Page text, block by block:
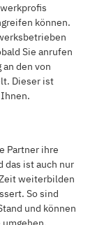
können.
Sie anrufen
den von
Dieser ist
Partner ihre
das ist auch nur
weiterbilden
So sind
und können